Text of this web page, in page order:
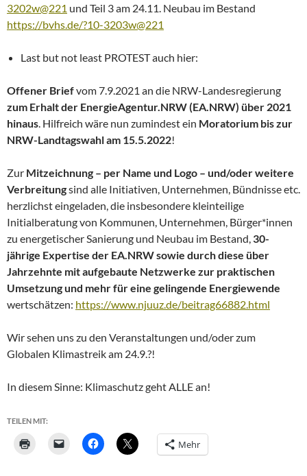
3202w@221 und Teil 3 am 24.11. Neubau im Bestand
https://bvhs.de/?10-3203w@221
Last but not least PROTEST auch hier:
Offener Briefvom 7.9.2021 an die NRW-Landesregierung
zum Erhalt der EnergieAgentur.NRW (EA.NRW) über 2021
hinaus . Hilfreich wäre nun zumindest ein Moratorium bis zur
NRW-Landtagswahl am 15.5.2022!
Zur Mitzeichnung – per Name und Logo – und/oder weitere
Verbreitungsind alle Initiativen, Unternehmen, Bündnisse etc.
herzlichst eingeladen, die insbesondere kleinteilige
Initialberatung von Kommunen, Unternehmen, Bürger*innen
zu energetischer Sanierung und Neubau im Bestand, 30-
jährige Expertise der EA.NRW sowie durch diese über
Jahrzehnte mit aufgebaute Netzwerke zur praktischen
Umsetzung und mehr für eine gelingende Energiewende
wertschätzen: https://www.njuuz.de/beitrag66882.html
Wir sehen uns zu den Veranstaltungen und/oder zum
Globalen Klimastreik am 24.9.?!
In diesem Sinne: Klimaschutz geht ALLE an!
TEILEN MIT:
Mehr